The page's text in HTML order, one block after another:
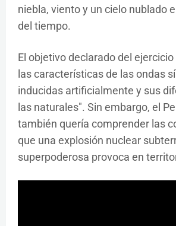
niebla, viento y un cielo nublado
del tiempo.
El objetivo declarado del
las características de las ondas
inducidas artificialmente y sus
las naturales". Sin embargo, el
también quería comprender las
que una explosión nuclear
superpoderosa provoca en